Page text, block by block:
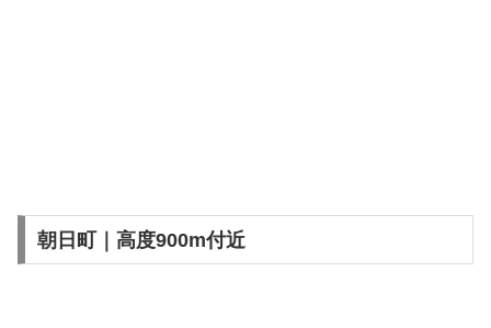
朝日町｜高度900m付近